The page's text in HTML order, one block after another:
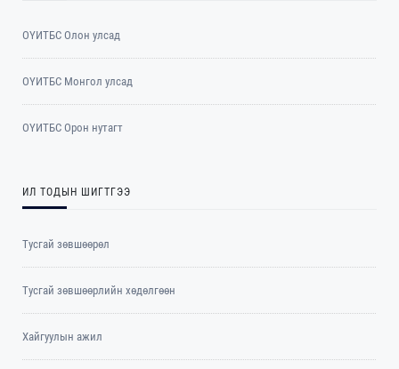
ОҮИТБС Олон улсад
ОYИТБС Монгол улсад
ОYИТБС Орон нутагт
ИЛ ТОДЫН ШИГТГЭЭ
Тусгай зөвшөөрөл
Тусгай зөвшөөрлийн хөдөлгөөн
Хайгуулын ажил